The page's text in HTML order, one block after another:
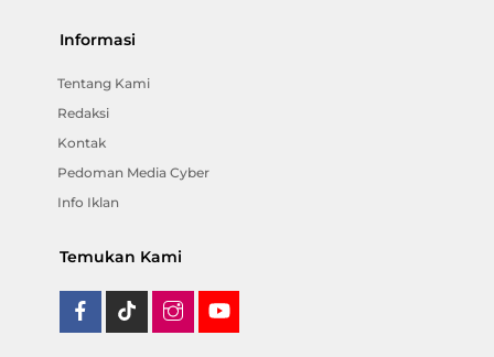
Informasi
Tentang Kami
Redaksi
Kontak
Pedoman Media Cyber
Info Iklan
Temukan Kami